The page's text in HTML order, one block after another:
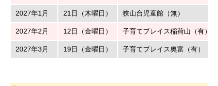
2027年1月 21日（木曜日） 狭山台児童館（無）
2027年2月 12日（金曜日） 子育てプレイス稲荷山（有）
2027年3月 19日（金曜日） 子育てプレイス奥富（有）